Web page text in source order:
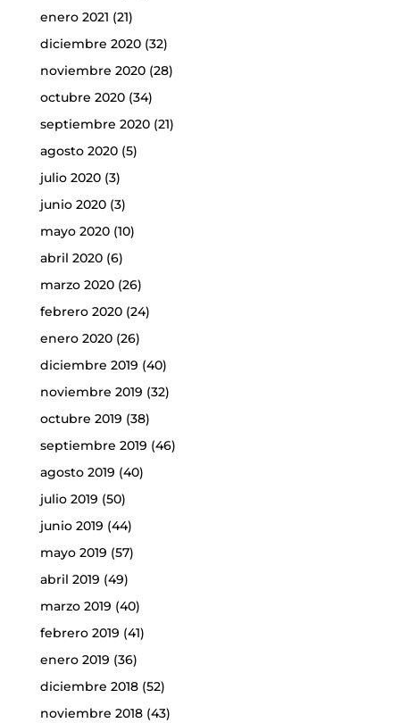
enero 2021 (21)
diciembre 2020(32)
noviembre 2020(28)
octubre 2020(34)
septiembre 2020(21)
agosto 2020(5)
julio 2020(3)
junio 2020(3)
mayo 2020(10)
abril 2020(6)
marzo 2020(26)
febrero 2020(24)
enero 2020(26)
diciembre 2019 (40)
noviembre 2019 (32)
octubre 2019 (38)
septiembre 2019 (46)
agosto 2019 (40)
julio 2019 (50)
junio 2019 (44)
mayo 2019 (57)
abril 2019 (49)
marzo 2019 (40)
febrero 2019 (41)
enero 2019 (36)
diciembre 2018(52)
noviembre 2018(43)